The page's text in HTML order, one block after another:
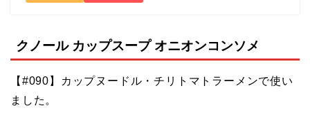
クノール カップスープ オニオンコンソメ
【#090】カップヌードル・チリトマトラーメンで使い
ました。